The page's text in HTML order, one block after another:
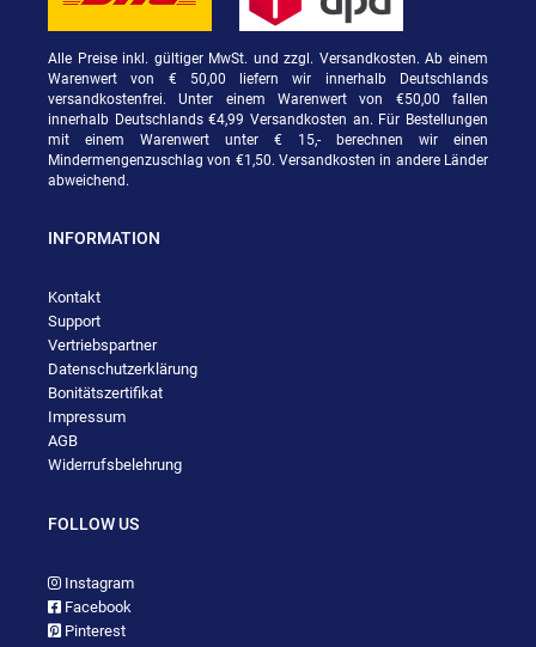
Alle Preise inkl. gültiger MwSt. und zzgl. Versandkosten. Ab einem
Warenwert von € 50,00 liefern wir innerhalb Deutschlands
versandkostenfrei. Unter einem Warenwert von €50,00 fallen
innerhalb Deutschlands €4,99 Versandkosten an. Für Bestellungen
mit einem Warenwert unter € 15,- berechnen wir einen
Mindermengenzuschlag von €1,50. Versandkosten in andere Länder
abweichend.
INFORMATION
Kontakt
Support
Vertriebspartner
Datenschutzerklärung
Bonitätszertifikat
Impressum
AGB
Widerrufsbelehrung
FOLLOW US
Instagram
Facebook
Pinterest